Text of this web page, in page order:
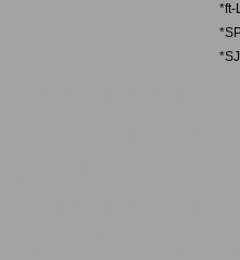
*ft-
*SJ